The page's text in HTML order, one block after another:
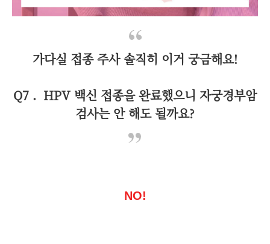
가다실 접종 주사 솔직히 이거 궁금해요!
Q7 . HPV 백신 접종을 완료했으니 자궁경부암
검사는 안 해도 될까요?
NO!